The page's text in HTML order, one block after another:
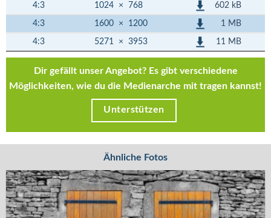
4:3 1024 × 768 602 kB
4:3 1600 × 1200 1 MB
4:3 5271 × 3953 11 MB
Dir gefällt unser Angebot? Es gibt verschiedene
Möglichkeiten, wie du die Medienarche mit tragen kannst!
Unterstützen
Ähnliche Fotos